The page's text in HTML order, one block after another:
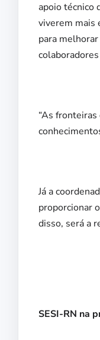
apoio técnico
viverem mais
para
“As
Já a
proporcionar
disso, será a
SESI-RN na